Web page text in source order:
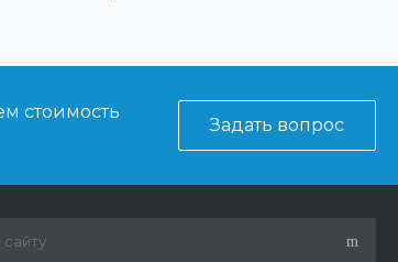
стоимость
Задать вопрос